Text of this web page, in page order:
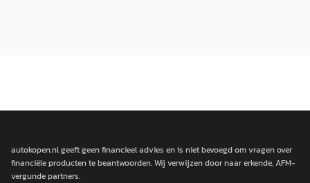
autokopen.nl geeft geen financieel advies en is niet bevoegd om vragen over
financiële producten te beantwoorden. Wij verwijzen door naar erkende, AFM-
vergunde partners.